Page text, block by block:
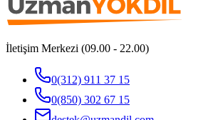
İletişim Merkezi (09.00 - 22.00)
0(312) 911 37 15
0(850) 302 67 15